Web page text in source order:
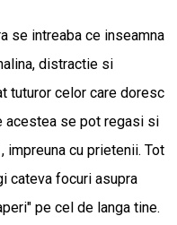
se intreaba ce inseamna
distractie si
tuturor celor care doresc
acestea se pot regasi si
impreuna cu prietenii. Tot
cateva focuri asupra
pe cel de langa tine.